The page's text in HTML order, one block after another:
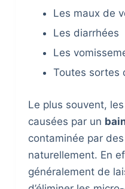
Les maux de
Les diarrhées
Les
Toutes sortes
Le plus souvent,
causées par un
contaminée par
naturellement. En
généralement de